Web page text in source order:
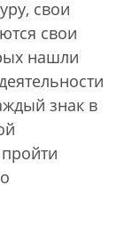
свои
свои
нашли
знак в